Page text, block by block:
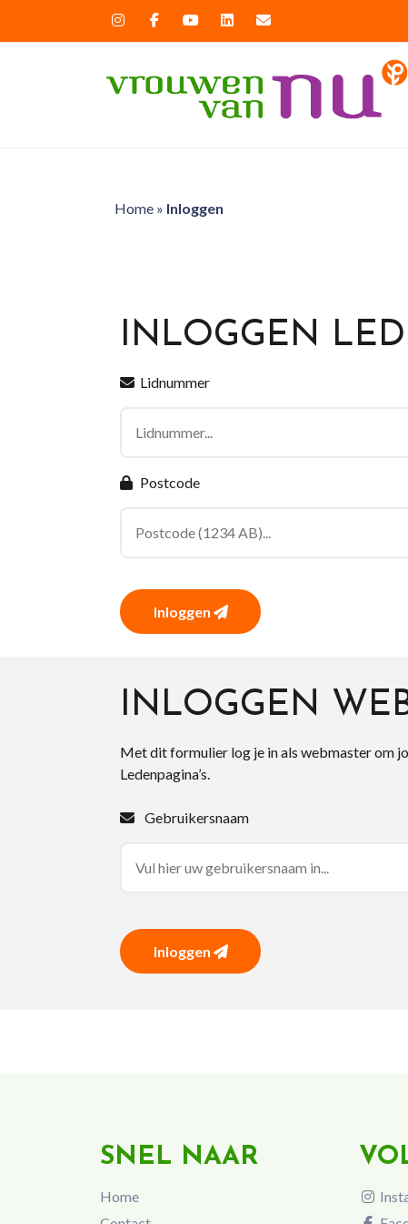
Home» Inloggen
INLOGGEN
Lidnummer
Postcode
Inloggen
INLOGGEN
Met dit formulier log je in als webmaster om
Ledenpagina’s.
Gebruikersnaam
Inloggen
SNEL NAAR
Home